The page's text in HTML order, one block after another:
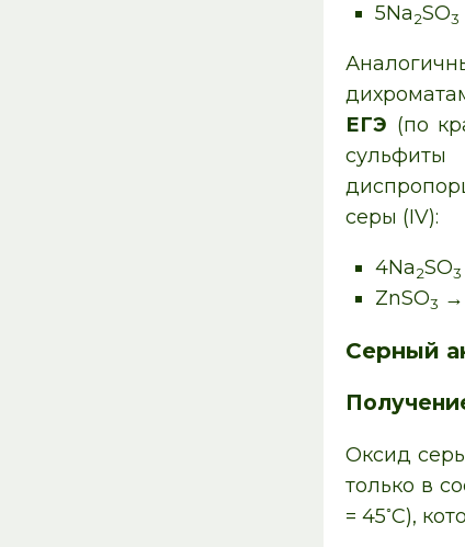
5Na2SO3
ЕГЭ (по
серы (IV):
4Na2SO3
ZnSO3 →
Серный
Оксид
только в
= 45◦C),